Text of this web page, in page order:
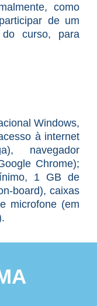
como
de um
curso, para
Windows,
à internet
navegador
Chrome);
1 GB de
board), caixas
microfone (em